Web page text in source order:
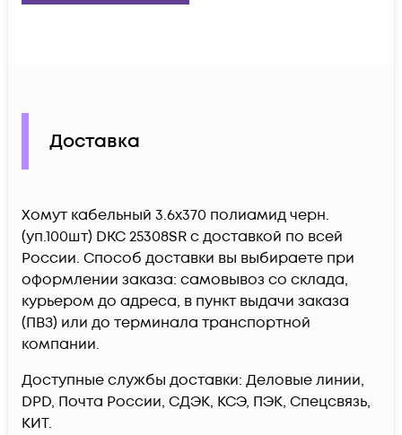
Доставка
Хомут кабельный 3.6х370 полиамид черн.
(уп.100шт) DKC 25308SR c доставкой по всей
России. Способ доставки вы выбираете при
оформлении заказа: самовывоз со склада,
курьером до адреса, в пункт выдачи заказа
(ПВЗ) или до терминала транспортной
компании.
Доступные службы доставки: Деловые линии,
DPD, Почта России, СДЭК, КСЭ, ПЭК, Спецсвязь,
КИТ.